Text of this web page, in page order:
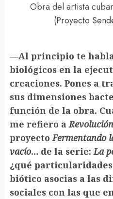
Obra del artista
(Proyecto
—Al principio te
biológicos en la
creaciones. Pones a
sus dimensiones
función de la obra.
me refiero a
proyectoFermentando
vacío… de la serie:La
¿qué
biótico asocias a las
sociales con las que